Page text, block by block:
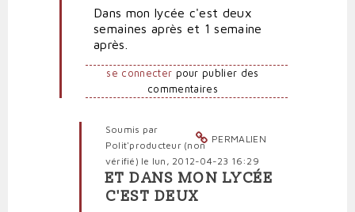
(non
Et
que
se
passe-
pour
personnels
administratifs?
Polit'producteur
Dans mon lycée c'est deux
semaines après et 1 semaine
après.
se connecter pour publier des
commentaires
PERMALIEN
Soumis par
Polit'producteur (non
vérifié) le lun, 2012-04-23 16:29
En
réponse
ET DANS MON LYCÉE
C'EST DEUX